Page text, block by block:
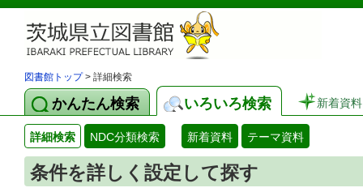
図書館トップ> 詳細検索
かんたん検索 いろいろ検索 新着資料
詳細検索 NDC分類検索 新着資料 テーマ資料
条件を詳しく設定して探す